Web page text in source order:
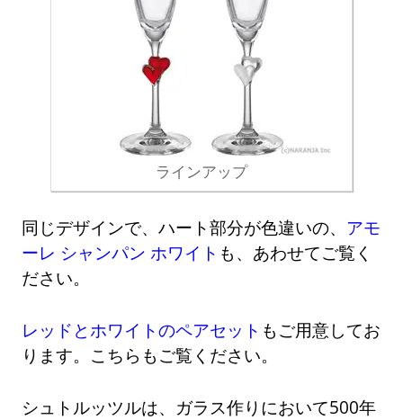
ラインアップ
同じデザインで、ハート部分が色違いの、 アモ
ーレ シャンパン ホワイト も、あわせてご覧く
ださい。
レッドとホワイトのペアセット もご用意してお
ります。こちらもご覧ください。
シュトルッツルは、ガラス作りにおいて500年